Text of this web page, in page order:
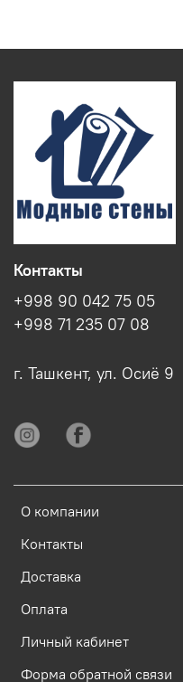
О компании
Контакты
Доставка
Оплата
Личный кабинет
Форма обратной связи
Контакты
+998 90 042 75 05
+998 71 235 07 08
г. Ташкент, ул. Осиё 9